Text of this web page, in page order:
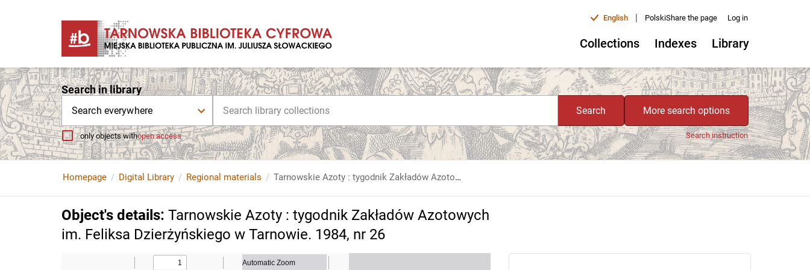
English | PolskiShare the page Log in
Collections Indexes Library
Search in library
Search everywhere Search More search options
only objects withopen access Search instruction
Homepage Digital Library Regional materials Tarnowskie Azoty : tygodnik Zakładów Azotowych im. Feliksa Dzierżyńskiego w Tarnowie. 1984, nr 26
Object's details: Tarnowskie Azoty : tygodnik Zakładów Azotowych
im. Feliksa Dzierżyńskiego w Tarnowie. 1984, nr 26